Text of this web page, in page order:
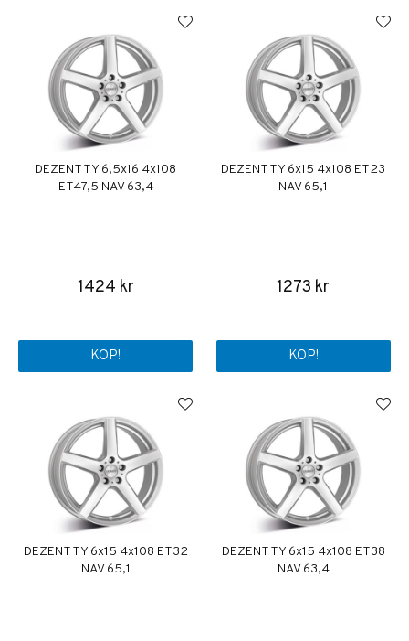
DEZENT TY 6,5x16 4x108
ET47,5 NAV 63,4
1424 kr
KÖP!
DEZENT TY 6x15 4x108 ET23
NAV 65,1
1273 kr
KÖP!
DEZENT TY 6x15 4x108 ET32
NAV 65,1
DEZENT TY 6x15 4x108 ET38
NAV 63,4